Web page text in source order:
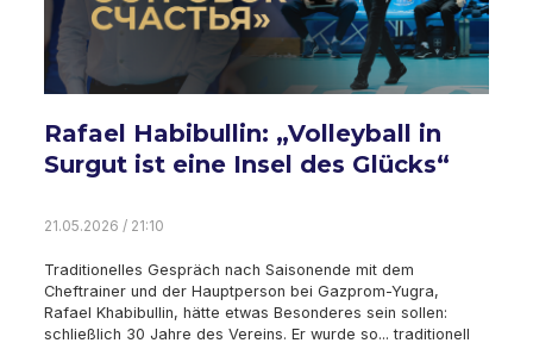
Rafael Habibullin: „Volleyball in
Surgut ist eine Insel des Glücks“
21.05.2026 / 21:10
Traditionelles Gespräch nach Saisonende mit dem
Cheftrainer und der Hauptperson bei Gazprom-Yugra,
Rafael Khabibullin, hätte etwas Besonderes sein sollen:
schließlich 30 Jahre des Vereins. Er wurde so... traditionell